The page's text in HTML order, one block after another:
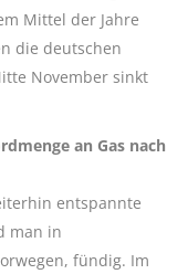
Mittel der Jahre
die deutschen
November sinkt
an Gas nach
entspannte
man in
fündig. Im